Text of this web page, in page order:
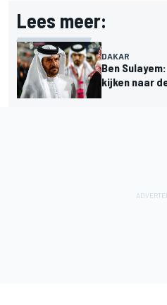
Lees meer:
DAKAR
Ben
kijken naar